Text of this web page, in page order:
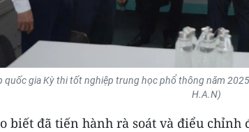
quốc gia Kỳ thi tốt nghiệp trung học phổ thông năm
H.A.N)
biết đã tiến hành rà soát và điểu